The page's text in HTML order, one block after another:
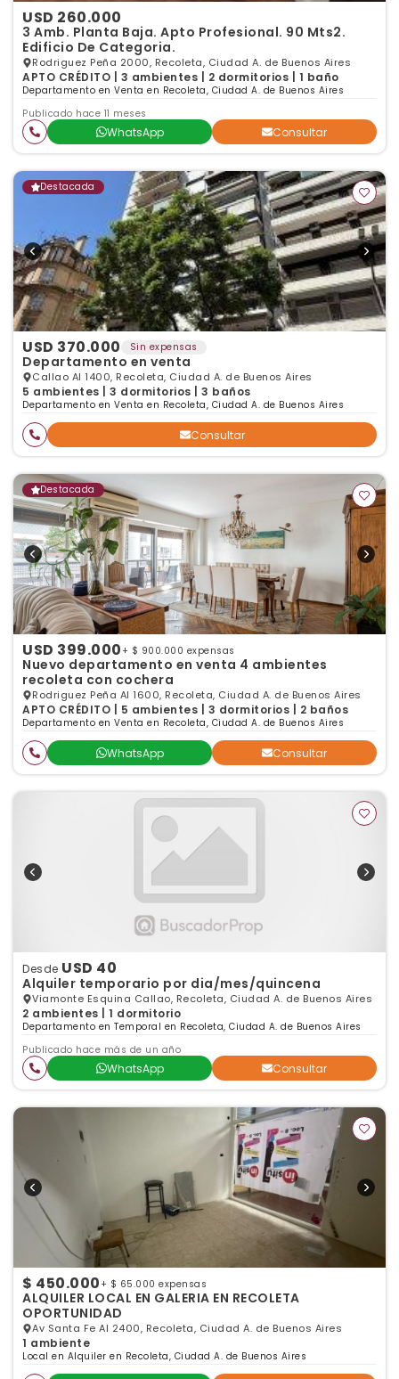
USD 260.000
3 Amb. Planta Baja. Apto Profesional. 90 Mts2.
Edificio De Categoria.
Rodriguez Peña 2000, Recoleta, Ciudad A. de Buenos Aires
APTO CRÉDITO | 3 ambientes | 2 dormitorios | 1 baño
Departamento en Venta en Recoleta, Ciudad A. de Buenos Aires
Publicado hace 11 meses
WhatsApp Consultar
Destacada
USD 370.000 Sin expensas
Departamento en venta
Callao Al 1400, Recoleta, Ciudad A. de Buenos Aires
5 ambientes | 3 dormitorios | 3 baños
Departamento en Venta en Recoleta, Ciudad A. de Buenos Aires
Consultar
Destacada
USD 399.000 + $ 900.000 expensas
Nuevo departamento en venta 4 ambientes
recoleta con cochera
Rodriguez Peña Al 1600, Recoleta, Ciudad A. de Buenos Aires
APTO CRÉDITO | 5 ambientes | 3 dormitorios | 2 baños
Departamento en Venta en Recoleta, Ciudad A. de Buenos Aires
WhatsApp Consultar
Desde USD 40
Alquiler temporario por dia/mes/quincena
Viamonte Esquina Callao, Recoleta, Ciudad A. de Buenos Aires
2 ambientes | 1 dormitorio
Departamento en Temporal en Recoleta, Ciudad A. de Buenos Aires
Publicado hace más de un año
WhatsApp Consultar
$ 450.000 + $ 65.000 expensas
ALQUILER LOCAL EN GALERIA EN RECOLETA
OPORTUNIDAD
Av Santa Fe Al 2400, Recoleta, Ciudad A. de Buenos Aires
1 ambiente
Local en Alquiler en Recoleta, Ciudad A. de Buenos Aires